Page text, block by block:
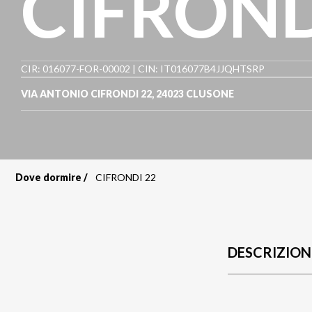
CIR: 016077-FOR-00002 | CIN: IT016077B4JJQHTSRP
VIA ANTONIO CIFRONDI 22, 24023 CLUSONE
Dove dormire CIFRONDI 22